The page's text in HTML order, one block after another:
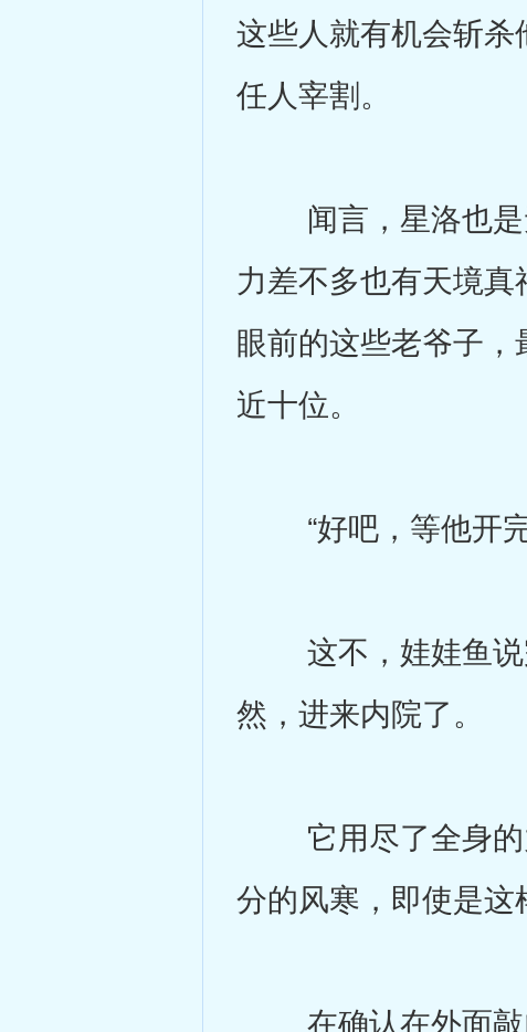
这些人就有机会斩杀
任人宰割。
闻言，星洛也是
力差不多也有天境
眼前的这些老爷子
近十位。
“好吧，等他开完
这不，娃娃鱼说
然，进来内院了。
它用尽了全身的
分的风寒，即使是这
在确认在外面敲